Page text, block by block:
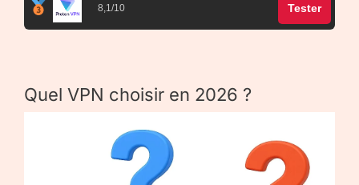
8,1/10 Tester
Quel VPN choisir en 2026 ?